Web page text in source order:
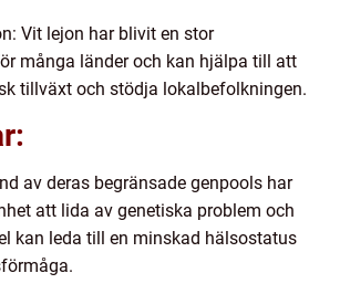
Vit lejon har blivit en stor
många länder och kan hjälpa till att
tillväxt och stödja lokalbefolkningen.
av deras begränsade genpools har
att lida av genetiska problem och
kan leda till en minskad hälsostatus